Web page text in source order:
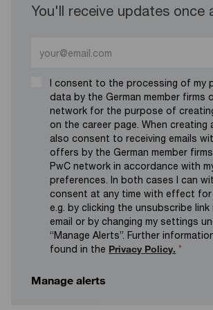
You'll receive updates once
I consent to the processing of my
data by the German member firms
network for the purpose of
on the career page. When creating
also consent to receiving emails
offers by the German member
PwC network in accordance with
preferences. In both cases I can
consent at any time with effect
e.g. by clicking the unsubscribe link
email or by changing my settings
“Manage Alerts”. Further
found in the Privacy Policy. *
Manage alerts